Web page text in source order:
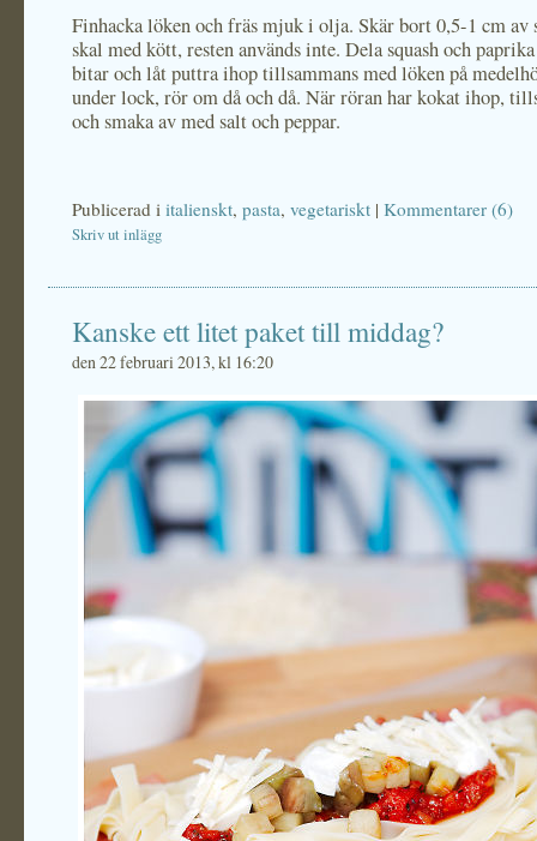
Finhacka löken och fräs mjuk i olja. Skär bort 0,5-1 cm av
skal med kött, resten används inte. Dela squash och
bitar och låt puttra ihop tillsammans med löken på
under lock, rör om då och då. När röran har kokat ihop,
och smaka av med salt och peppar.
Publicerad i italienskt, pasta, vegetariskt | Kommentarer (6)
Skriv ut inlägg
Kanske ett litet paket till middag?
den 22 februari 2013, kl 16:20